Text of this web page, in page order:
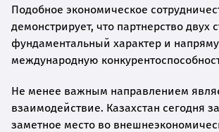
Подобное экономическое
демонстрирует, что партнерство двух
фундаментальный характер и
международную
Не менее важным направлением
взаимодействие. Казахстан сегодня
заметное место во